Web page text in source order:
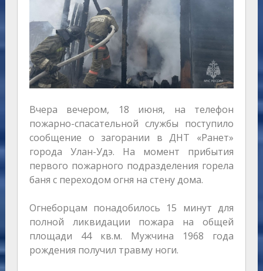
Вчера вечером, 18 июня, на телефон
пожарно-спасательной службы поступило
сообщение о загорании в ДНТ «Ранет»
города Улан-Удэ. На момент прибытия
первого пожарного подразделения горела
баня с переходом огня на стену дома.
Огнеборцам понадобилось 15 минут для
полной ликвидации пожара на общей
площади 44 кв.м. Мужчина 1968 года
рождения получил травму ноги.